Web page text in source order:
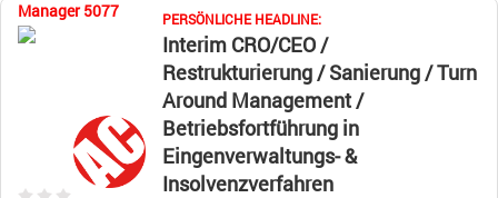
Manager 5077 PERSÖNLICHE HEADLINE:
Interim CRO/CEO /
Restrukturierung / Sanierung / Turn
Around Management /
Betriebsfortführung in
Eingenverwaltungs- &
Insolvenzverfahren